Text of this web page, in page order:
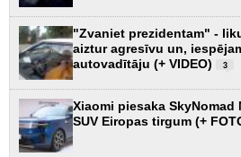
"Zvaniet prezidentam" -
aiztur agresīvu un,
autovadītāju (+ VIDEO)
3
Xiaomi piesaka SkyNomad
SUV Eiropas tirgum (+